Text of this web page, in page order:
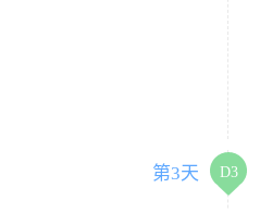
第3天 D3